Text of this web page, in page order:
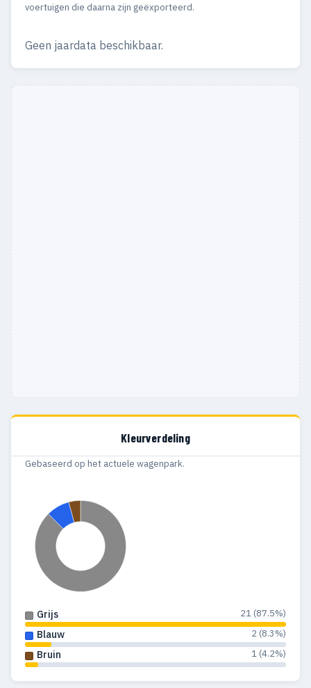
voertuigen die daarna zijn geëxporteerd.
Geen jaardata beschikbaar.
Kleurverdeling
Gebaseerd op het actuele wagenpark.
Grijs 21 (87.5%)
Blauw 2 (8.3%)
Bruin 1 (4.2%)